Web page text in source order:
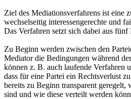
Ziel des Mediationsverfahrens ist eine
wechselseitig interessengerechte und
Das Verfahren setzt sich dabei aus fünf
Zu Beginn werden zwischen den
Mediator die Bedingungen während
können z. B. auch laufende Verfahren
dass für eine Partei ein Rechtsverlust
bereits zu Beginn transparent geregelt,
sind und wie diese verteilt werden